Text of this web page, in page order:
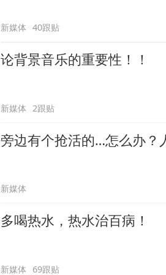
新媒体 40跟贴
论背景音乐的重要性！！
新媒体 2跟贴
旁边有个抢活的…怎么办？
新媒体
多喝热水，热水治百病！
新媒体 69跟贴